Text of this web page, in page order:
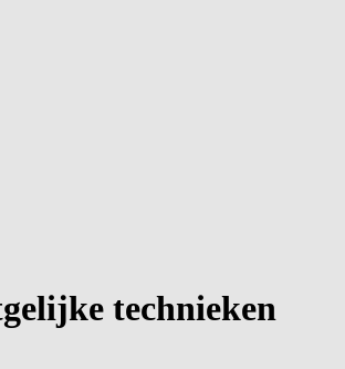
technieken